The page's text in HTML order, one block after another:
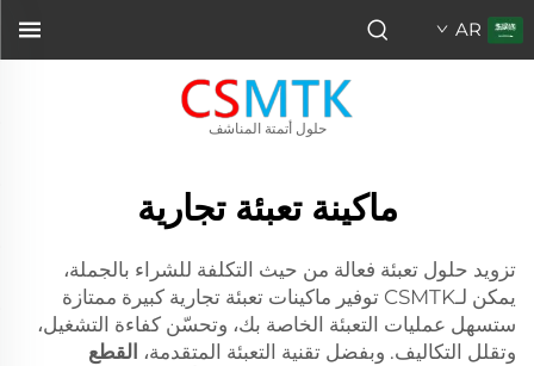
AR
حلول أتمتة المناشف
ماكينة تعبئة تجارية
تزويد حلول تعبئة فعالة من حيث التكلفة للشراء بالجملة،
يمكن لـCSMTK توفير ماكينات تعبئة تجارية كبيرة ممتازة
ستسهل عمليات التعبئة الخاصة بك، وتحسّن كفاءة التشغيل،
وتقلل التكاليف. وبفضل تقنية التعبئة المتقدمة، القطع